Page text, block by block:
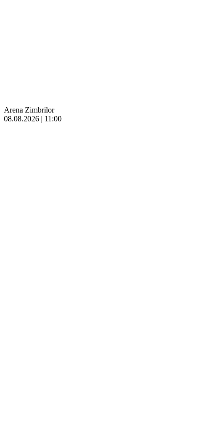
Arena Zimbrilor
08.08.2026 | 11:00